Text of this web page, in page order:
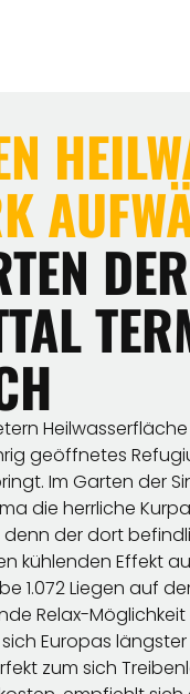
geöffnetes
Im Garten der
die herrliche
der dort
kühlenden Effekt
1.072 Liegen auf
Relax-
Europas
zum sich